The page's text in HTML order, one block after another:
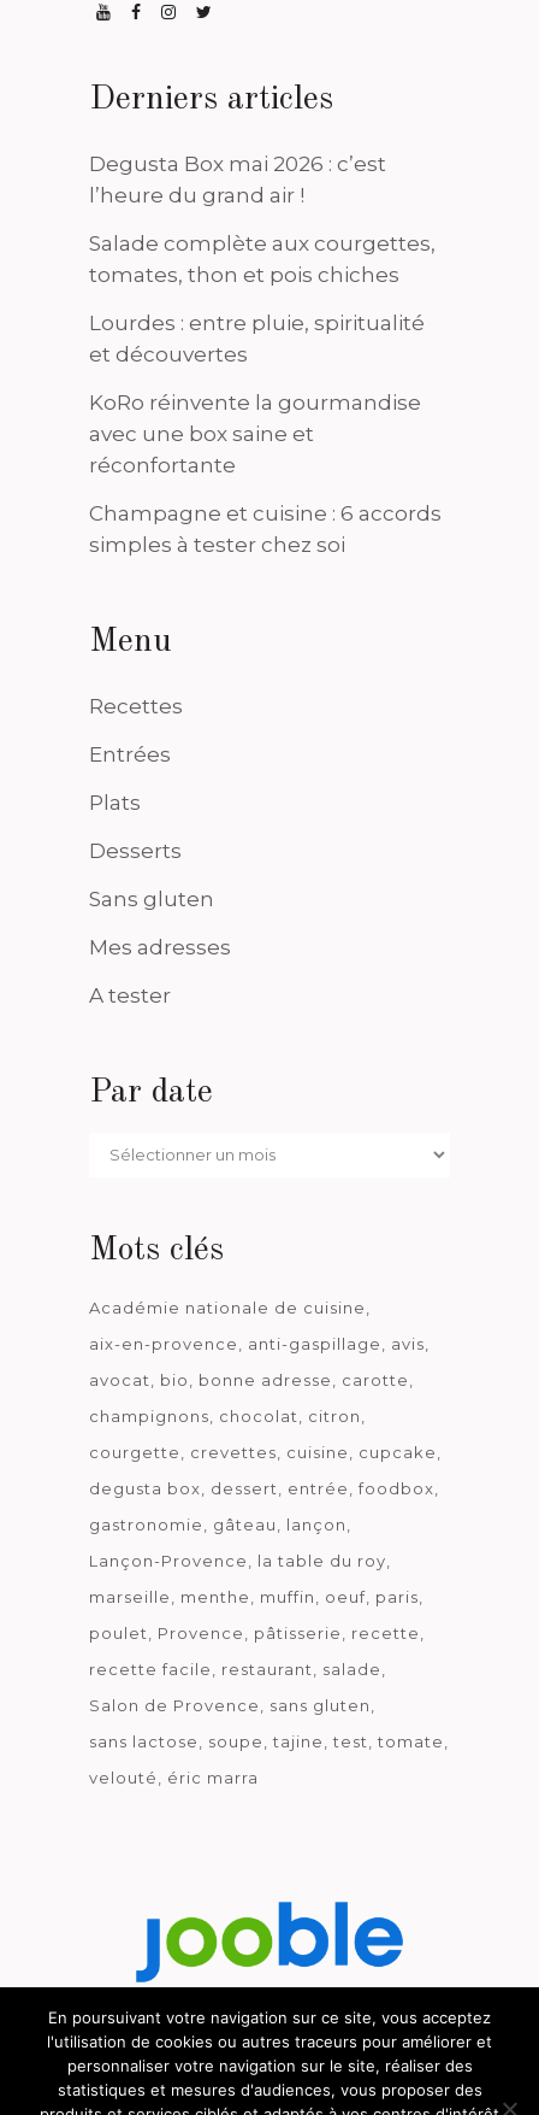
Derniers articles
Degusta Box mai 2026 : c’est
l’heure du grand air !
Salade complète aux courgettes,
tomates, thon et pois chiches
Lourdes : entre pluie, spiritualité
et découvertes
KoRo réinvente la gourmandise
avec une box saine et
réconfortante
Champagne et cuisine : 6 accords
simples à tester chez soi
Menu
Recettes
Entrées
Plats
Desserts
Sans gluten
Mes adresses
A tester
Par date
Par
Mots clés
Académie nationale de cuisine
aix-en-provence
anti-gaspillage
avis
avocat
bio bonne adresse
carotte
champignons
chocolat
citron
courgette
crevettes cuisine
cupcake
degusta box
dessert entrée
foodbox
gastronomie
gâteau
lançon
Lançon-Provence
la table du roy
marseille
menthe muffin oeuf paris
poulet
Provence pâtisserie
recette
recette facile
restaurant
salade
Salon de Provence
sans gluten
sans lactose
soupe tajine test
tomate
velouté
éric marra
Découvrez le métier de la cuisine.
En poursuivant votre navigation sur ce site, vous acceptez
l'utilisation de cookies ou autres traceurs pour améliorer et
personnaliser votre navigation sur le site, réaliser des
statistiques et mesures d'audiences, vous proposer des